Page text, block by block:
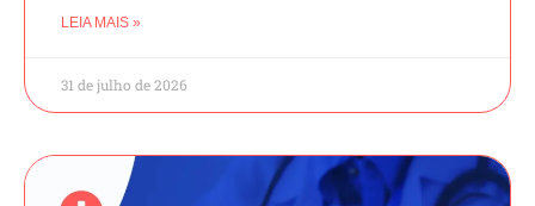
LEIA MAIS »
31 de julho de 2026